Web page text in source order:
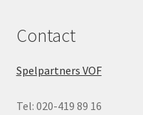
Contact
Spelpartners VOF
Tel: 020-419 89 16